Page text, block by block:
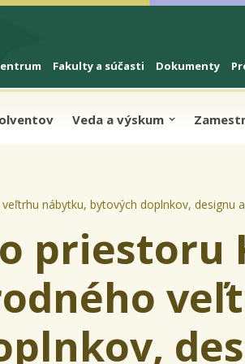
Fakulty a súčasti Dokumenty
Veda a výskum
nábytku, bytových doplnkov, designu
priestoru